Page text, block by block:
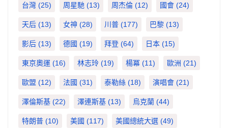
台灣 (25) 周星馳 (13) 周杰倫 (12) 國會 (24)
天后 (13) 女神 (28) 川普 (177) 巴黎 (13)
影后 (13) 德國 (19) 拜登 (64) 日本 (15)
東京奧運 (16) 林志玲 (19) 楊冪 (11) 歐洲 (21)
歐盟 (12) 法國 (31) 泰勒絲 (18) 演唱會 (21)
澤倫斯基 (22) 澤連斯基 (13) 烏克蘭 (44)
特朗普 (10) 美國 (117) 美國總統大選 (49)